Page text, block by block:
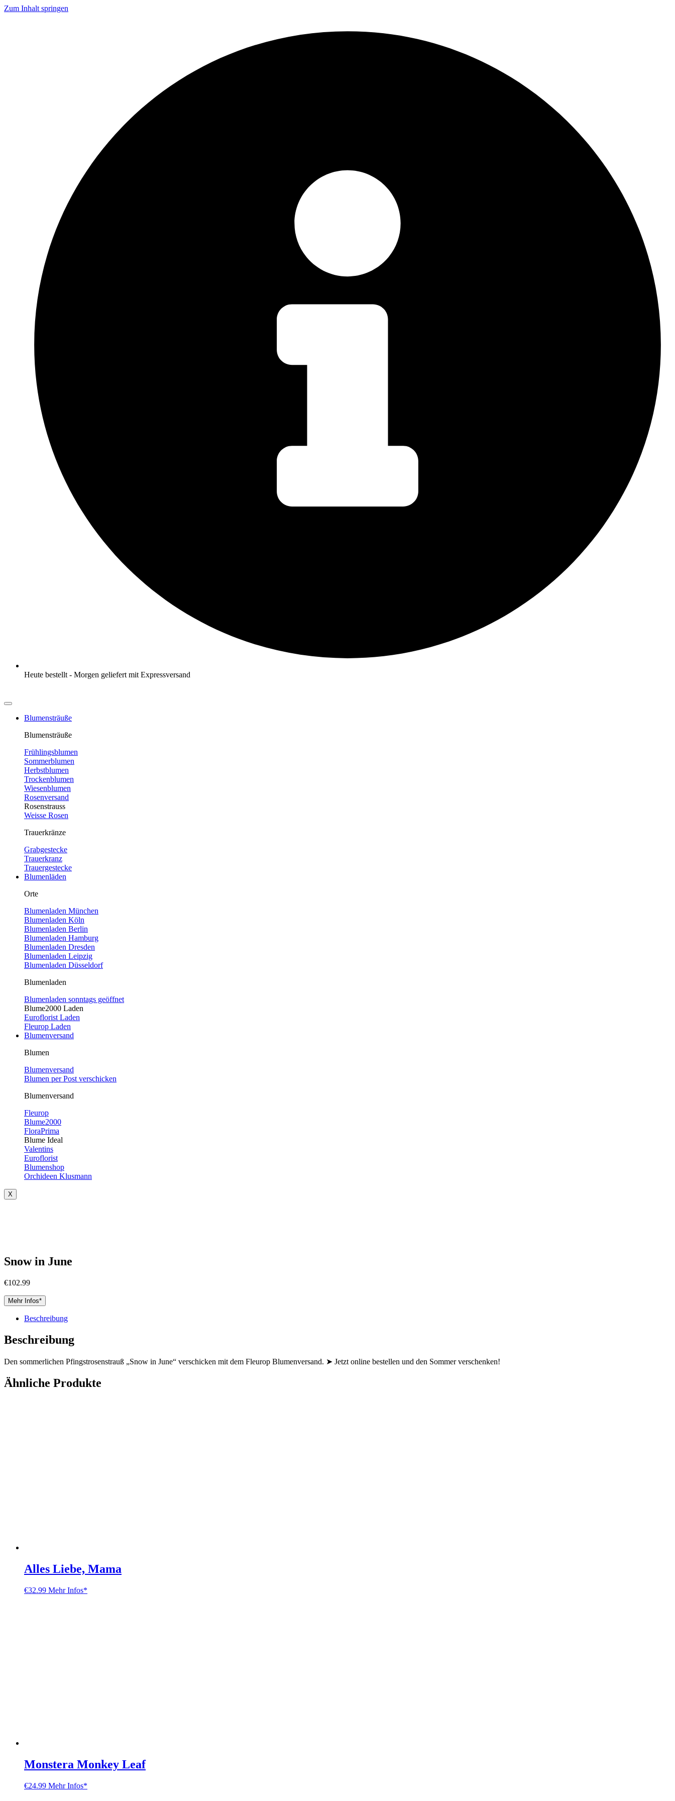
Zum Inhalt springen
Heute bestellt - Morgen geliefert mit Expressversand
Blumensträuße
Blumensträuße
Frühlingsblumen
Sommerblumen
Herbstblumen
Trockenblumen
Wiesenblumen
Rosenversand
Rosenstrauss
Weisse Rosen
Trauerkränze
Grabgestecke
Trauerkranz
Trauergestecke
Blumenläden
Orte
Blumenladen München
Blumenladen Köln
Blumenladen Berlin
Blumenladen Hamburg
Blumenladen Dresden
Blumenladen Leipzig
Blumenladen Düsseldorf
Blumenladen
Blumenladen sonntags geöffnet
Blume2000 Laden
Euroflorist Laden
Fleurop Laden
Blumenversand
Blumen
Blumenversand
Blumen per Post verschicken
Blumenversand
Fleurop
Blume2000
FloraPrima
Blume Ideal
Valentins
Euroflorist
Blumenshop
Orchideen Klusmann
X
Snow in June
€102.99
Mehr Infos*
Beschreibung
Beschreibung
Den sommerlichen Pfingstrosenstrauß „Snow in June“ verschicken mit dem Fleurop Blumenversand. ➤ Jetzt online bestellen und den Sommer verschenken!
Ähnliche Produkte
Alles Liebe, Mama
€32.99 Mehr Infos*
Monstera Monkey Leaf
€24.99 Mehr Infos*